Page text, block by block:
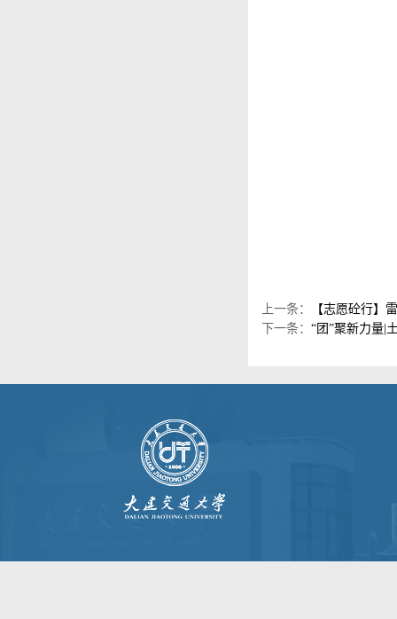
上一条：
【志愿砼行】
下一条： “团”聚新力量|